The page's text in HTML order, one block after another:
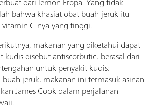
bahwa khasiat obat buah jeruk itu
C-nya yang tinggi.
makanan yang diketahui dapat
kudis disebut antiscorbutic, berasal dari
untuk penyakit kudis:
buah jeruk, makanan ini termasuk asinan
James Cook dalam perjalanan